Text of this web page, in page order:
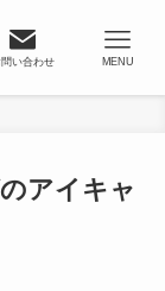
問い合わせ MENU
アイキャ